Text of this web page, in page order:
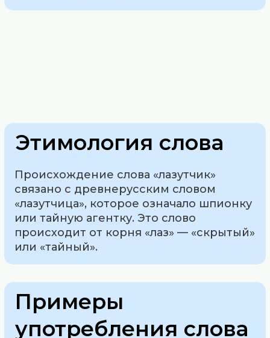
Этимология слова
Происхождение слова «лазутчик»
связано с древнерусским словом
«лазутчица», которое означало шпионку
или тайную агентку. Это слово
происходит от корня «лаз» — «скрытый»
или «тайный».
Примеры
употребления слова